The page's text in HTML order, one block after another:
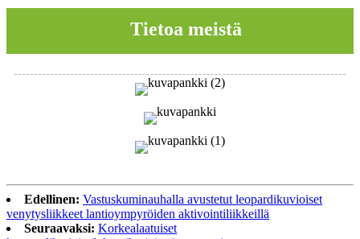
Tietoa meistä
Edellinen: Vastuskuminauhalla avustetut leopardikuvioiset
venytysliikkeet lantioympyröiden aktivointiliikkeillä
Seuraavaksi: Korkealaatuiset